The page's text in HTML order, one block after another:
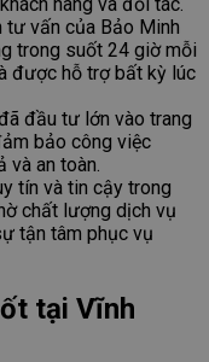
hàng và đối tác.
tư vấn của Bảo Minh
trong suốt 24 giờ mỗi
được hỗ trợ bất kỳ lúc
đầu tư lớn vào trang
bảo công việc
và an toàn.
tín và tin cậy trong
chất lượng dịch vụ
tận tâm phục vụ
tại Vĩnh